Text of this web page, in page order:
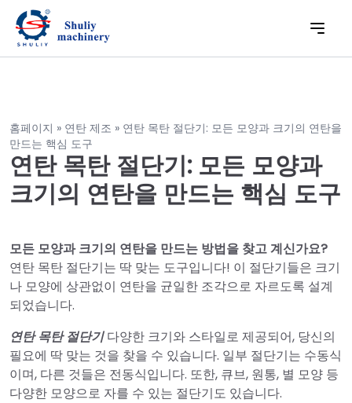
홈페이지 » 연탄 제조 » 연탄 목탄 절단기: 모든 모양과 크기의 연탄을
만드는 핵심 도구
연탄 목탄 절단기: 모든 모양과
크기의 연탄을 만드는 핵심 도구
모든 모양과 크기의 연탄을 만드는 방법을 찾고 계신가요?
연탄 목탄 절단기는 딱 맞는 도구입니다! 이 절단기들은 크기
나 모양에 상관없이 연탄을 균일한 조각으로 자르도록 설계
되었습니다.
연탄 목탄 절단기다양한 크기와 스타일로 제공되어, 당신의
필요에 딱 맞는 것을 찾을 수 있습니다. 일부 절단기는 수동식
이며, 다른 것들은 전동식입니다. 또한, 큐브, 원통, 별 모양 등
다양한 모양으로 자를 수 있는 절단기도 있습니다.